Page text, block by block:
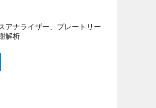
アナライザー、プレートリー
解析